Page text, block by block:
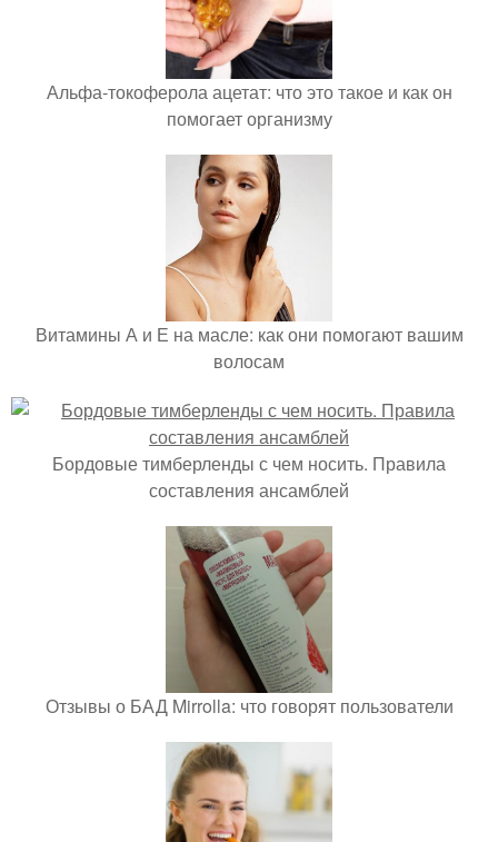
Альфа-токоферола ацетат: что это такое и как он
помогает организму
Витамины А и Е на масле: как они помогают вашим
волосам
Бордовые тимберленды с чем носить. Правила
составления ансамблей
Отзывы о БАД Mirrolla: что говорят пользователи